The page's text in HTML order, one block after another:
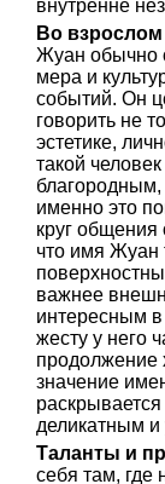
внутренне
Во взрослом
Жуан обычно
мера и
событий. Он
говорить не
эстетике,
такой
именно это
круг общения
что имя Жуан
важнее
интересным в
жесту у него
продолжение
значение
деликатным
Таланты и
себя там, где